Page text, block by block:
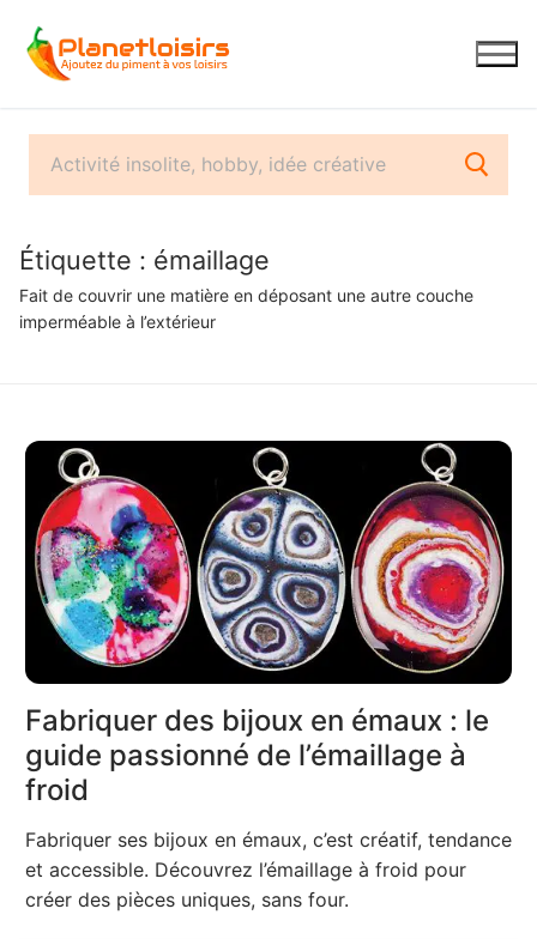
contenu
Étiquette : émaillage
Fait de couvrir une matière en déposant une autre couche
imperméable à l’extérieur
Fabriquer des bijoux en émaux : le
guide passionné de l’émaillage à
froid
Fabriquer ses bijoux en émaux, c’est créatif, tendance
et accessible. Découvrez l’émaillage à froid pour
créer des pièces uniques, sans four.